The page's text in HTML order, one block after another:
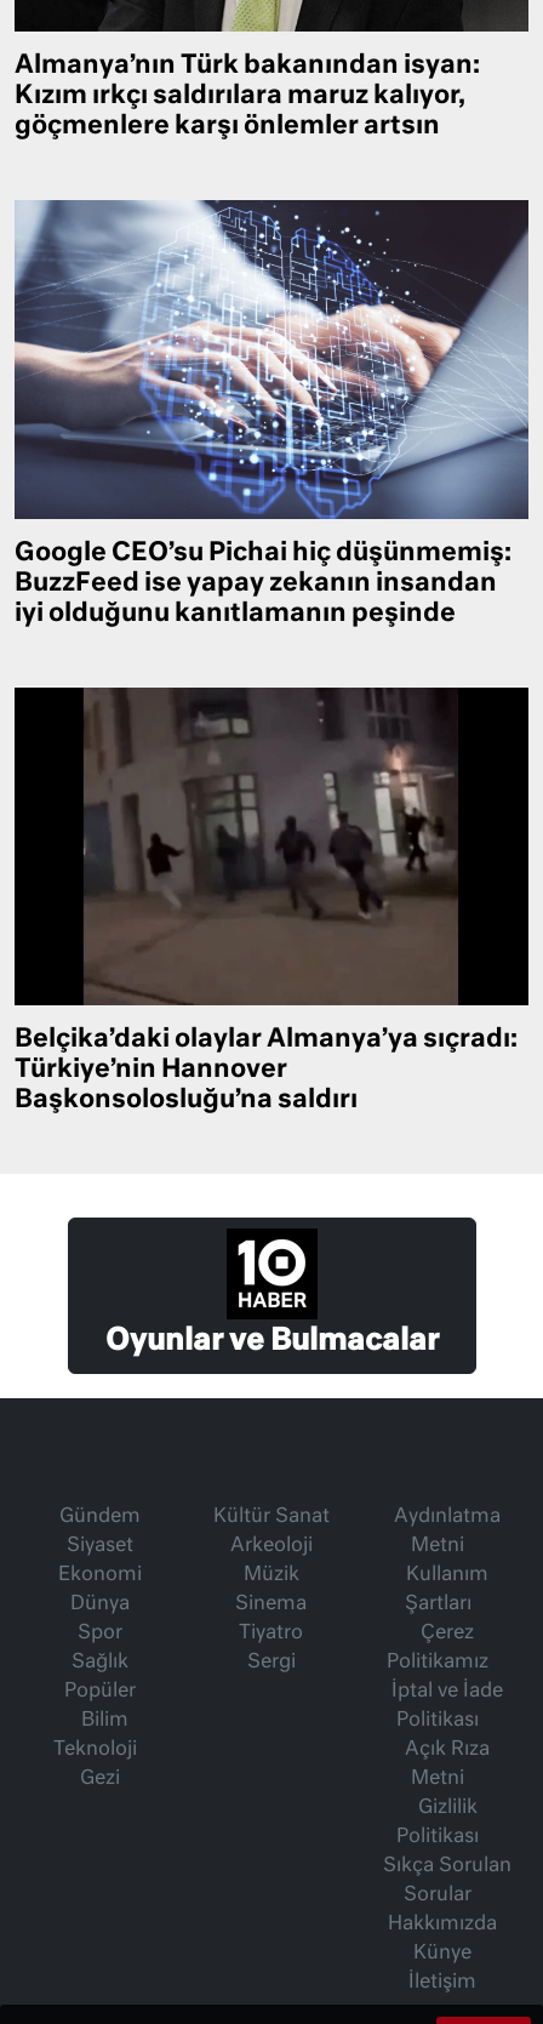
Almanya’nın Türk bakanından isyan:
Kızım ırkçı saldırılara maruz kalıyor,
göçmenlere karşı önlemler artsın
Google CEO’su Pichai hiç düşünmemiş:
BuzzFeed ise yapay zekanın insandan
iyi olduğunu kanıtlamanın peşinde
Belçika’daki olaylar Almanya’ya sıçradı:
Türkiye’nin Hannover
Başkonsolosluğu’na saldırı
Oyunlar ve Bulmacalar
Gündem
Siyaset
Ekonomi
Dünya
Spor
Sağlık
Popüler
Bilim
Teknoloji
Gezi
Kültür Sanat
Arkeoloji
Müzik
Sinema
Tiyatro
Sergi
Aydınlatma
Metni
Kullanım
Şartları
Çerez
Politikamız
İptal ve İade
Politikası
Açık Rıza
Metni
Gizlilik
Politikası
Sıkça Sorulan
Sorular
Hakkımızda
Künye
İletişim